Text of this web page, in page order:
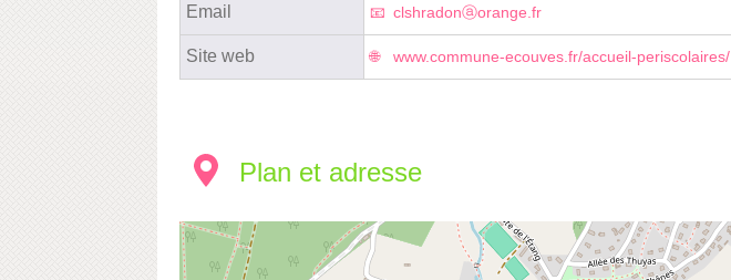
Email clshradonⓐorange.fr
Site web www.commune-ecouves.fr/accueil-periscolaires/
Plan et adresse